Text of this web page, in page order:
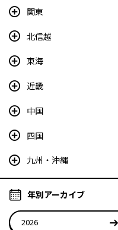
関東
北信越
東海
近畿
中国
四国
九州・沖縄
年別アーカイブ
2026